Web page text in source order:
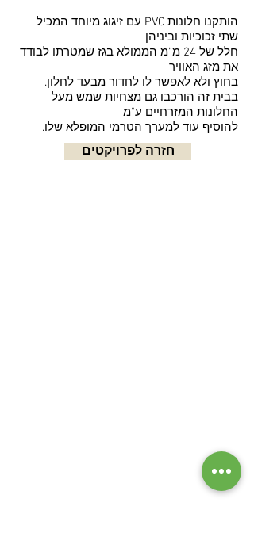
הותקנו חלונות PVC עם זיגוג מיוחד המכיל
שתי זכוכיות וביניהן
חלל של 24 מ"מ הממולא בגז שמטרתו לבודד
את מזג האוויר
בחוץ ולא לאפשר לו לחדור מבעד לחלון.
בבית זה הורכבו גם מצחיות שמש מעל
החלונות המזרחיים ע"מ
להוסיף עוד למערך הטרמי המופלא שלו.
חזרה לפרויקטים